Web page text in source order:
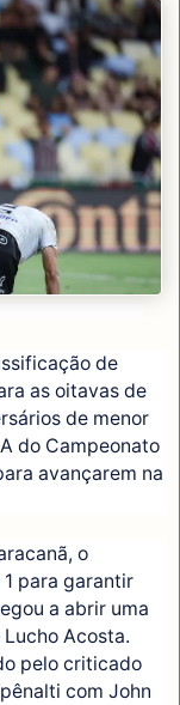
de
as oitavas de
de menor
do Campeonato
avançarem na
o
1 para garantir
a abrir uma
Acosta.
pelo criticado
com John